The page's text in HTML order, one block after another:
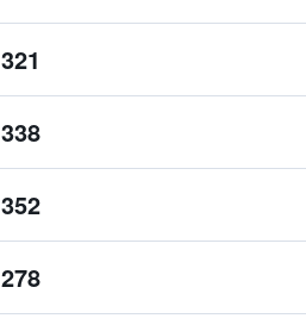
321 ﷼
338 ﷼
352 ﷼
278 ﷼